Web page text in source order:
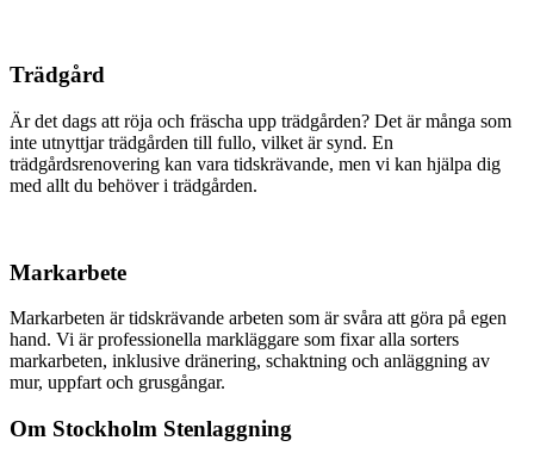
Trädgård
Är det dags att röja och fräscha upp trädgården? Det är många som
inte utnyttjar trädgården till fullo, vilket är synd. En
trädgårdsrenovering kan vara tidskrävande, men vi kan hjälpa dig
med allt du behöver i trädgården.
Markarbete
Markarbeten är tidskrävande arbeten som är svåra att göra på egen
hand. Vi är professionella markläggare som fixar alla sorters
markarbeten, inklusive dränering, schaktning och anläggning av
mur, uppfart och grusgångar.
Om Stockholm Stenlaggning